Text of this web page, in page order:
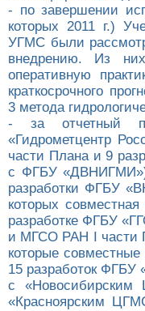
- по завершении
которых 2011 г.)
УГМС были
внедрению. Из
оперативную
краткосрочного
3 метода
- за отчетный
«Гидрометцентр
части Плана и 9
с ФГБУ
разработки ФГБУ
которых
разработке ФГБУ
и МГСО РАН I части
которые
15 разработок
с
«Красноярским